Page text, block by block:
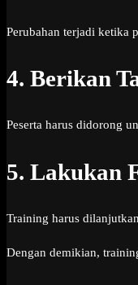
Perubahan terjadi ketika
4. Berikan
Peserta harus didorong
5. Lakukan
Training harus
Dengan demikian,